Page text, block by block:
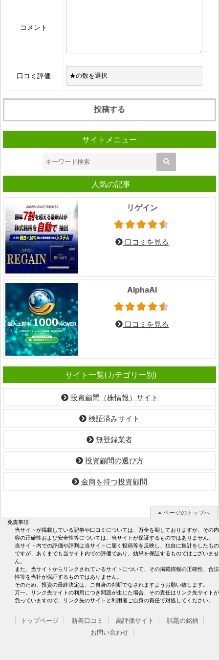
コメント
口コミ評価
サイトメニュー
人気の記事
リゲイン
口コミを見る
AlphaAI
口コミを見る
サイト一覧(カテゴリー別)
投資顧問（株情報）サイト
検証済みサイト
無登録業者
投資顧問の選び方
金商を持つ投資顧問
免責事項
当サイトが掲載している記事や口コミについては、万全を期しておりますが、その内
容の正確性および安全性等については、当サイトが保証するものではありません。
当サイト内での評価や評判は当サイトに届く投稿等を反映し、独自に集計をしたもの
ですが、あくまでも当サイト内での評価であり、効果を保証するものではございませ
ん。
また、当サイトからリンクされているサイトについて、その掲載情報の正確性、合法
性等を当社が保証するものではありません。
そのため、投資の最終決定は、ご自身の判断でなされますようお願い致します。
万一、リンク先サイトの利用につき問題が生じた場合、その責任はリンク先サイトが
負っていますので、リンク先のサイトと利用者ご自身の責任で対処してください。
トップページ 新着口コミ 高評価サイト
話題の銘柄
お問い合わせ
ページのトップへ